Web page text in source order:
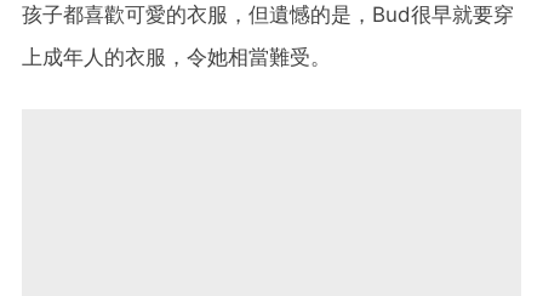
孩子都喜歡可愛的衣服，但遺憾的是，Bud很早就要穿
上成年人的衣服，令她相當難受。